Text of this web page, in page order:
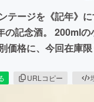
テージを《記年》
記念酒。 200ml
価格に、今回在庫
URLコピー